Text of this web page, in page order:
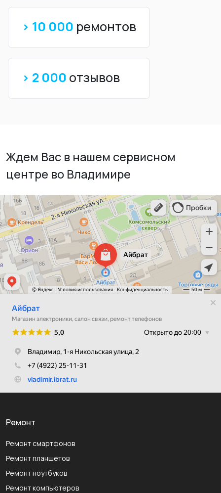
> 10 000 ремонтов
> 2 000 отзывов
Ждем Вас в нашем сервисном
центре во Владимире
Ремонт
Ремонт смартфонов
Ремонт планшетов
Ремонт ноутбуков
Ремонт компьютеров